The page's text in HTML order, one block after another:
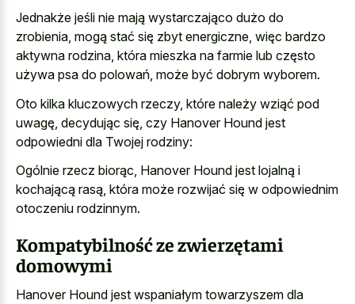
Jednakże jeśli nie mają wystarczająco dużo do
zrobienia, mogą stać się zbyt energiczne, więc bardzo
aktywna rodzina, która mieszka na farmie lub często
używa psa do polowań, może być dobrym wyborem.
Oto kilka kluczowych rzeczy, które należy wziąć pod
uwagę, decydując się, czy Hanover Hound jest
odpowiedni dla Twojej rodziny:
Ogólnie rzecz biorąc, Hanover Hound jest lojalną i
kochającą rasą, która może rozwijać się w odpowiednim
otoczeniu rodzinnym.
Kompatybilność ze zwierzętami
domowymi
Hanover Hound jest wspaniałym towarzyszem dla